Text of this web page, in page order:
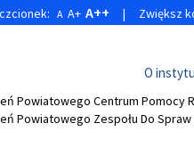
A A+ A++ | Zwiększ
O
Powiatowego Centrum Pomocy
Powiatowego Zespołu Do